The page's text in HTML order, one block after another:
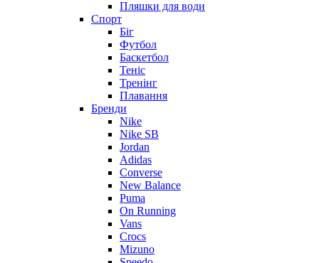
Пляшки для води
Спорт
Біг
Футбол
Баскетбол
Теніс
Тренінг
Плавання
Бренди
Nike
Nike SB
Jordan
Adidas
Converse
New Balance
Puma
On Running
Vans
Crocs
Mizuno